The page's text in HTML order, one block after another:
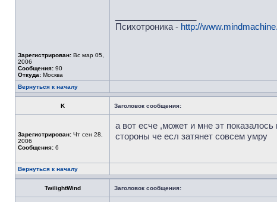
Зарегистрирован: Вс мар 05,
2006
Сообщения: 90
Откуда: Москва
Психотроника - http://
Вернуться к началу
K Заголовок сообщения:
Зарегистрирован: Чт сен 28,
2006
Сообщения: 6
а вот есче ,может и мне эт
стороны че есл затянет совсем умру
Вернуться к началу
TwilightWind Заголовок сообщения: